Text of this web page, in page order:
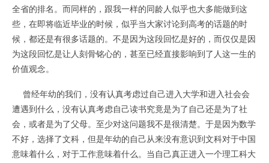
全省的排名。而同样的，跟我一样的同龄人似乎也大多能做到这
些，在即将临近毕业的时候，似乎当大家讨论到高考的话题的时
候，都还是有很多话题的。不是因为这段回忆是好的，而仅仅是因
为这段回忆是让人刻骨铭心的，甚至已经直接影响到了人这一生的
价值观念。
曾经年幼的我们，没有认真考虑过自己进入大学和进入社会会
遭遇到什么，没有认真考虑自己读书究竟是为了自己还是为了社
会，或者是为了父母。至少对这问题我不是很清楚。于是因为数学
不好，选择了文科，但是年幼的自己从来没有意识到文科对于中国
意味着什么，对于工作意味着什么。当自己真正进入一个理工科大